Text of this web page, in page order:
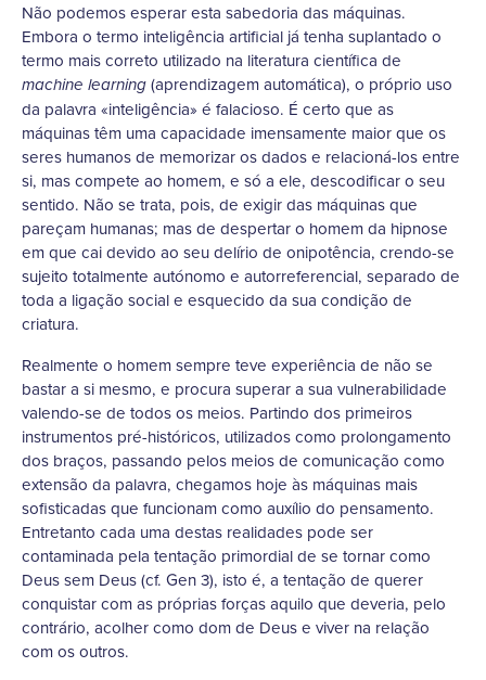
Não podemos esperar esta sabedoria das máquinas.
Embora o termo inteligência artificial já tenha suplantado o
termo mais correto utilizado na literatura científica de
machine learning (aprendizagem automática), o próprio uso
da palavra «inteligência» é falacioso. É certo que as
máquinas têm uma capacidade imensamente maior que os
seres humanos de memorizar os dados e relacioná-los entre
si, mas compete ao homem, e só a ele, descodificar o seu
sentido. Não se trata, pois, de exigir das máquinas que
pareçam humanas; mas de despertar o homem da hipnose
em que cai devido ao seu delírio de onipotência, crendo-se
sujeito totalmente autónomo e autorreferencial, separado de
toda a ligação social e esquecido da sua condição de
criatura.
Realmente o homem sempre teve experiência de não se
bastar a si mesmo, e procura superar a sua vulnerabilidade
valendo-se de todos os meios. Partindo dos primeiros
instrumentos pré-históricos, utilizados como prolongamento
dos braços, passando pelos meios de comunicação como
extensão da palavra, chegamos hoje às máquinas mais
sofisticadas que funcionam como auxílio do pensamento.
Entretanto cada uma destas realidades pode ser
contaminada pela tentação primordial de se tornar como
Deus sem Deus (cf. Gen 3), isto é, a tentação de querer
conquistar com as próprias forças aquilo que deveria, pelo
contrário, acolher como dom de Deus e viver na relação
com os outros.